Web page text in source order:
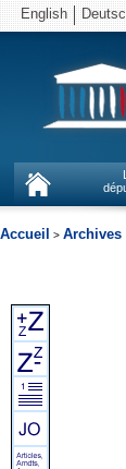
English
Accueil > Archives